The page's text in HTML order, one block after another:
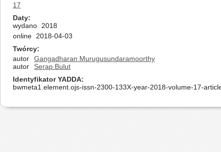
17
Daty
wydano
2018
online
2018-04-03
Twórcy
autor
Gangadharan Murugusundaramoorthy
autor
Serap Bulut
Identyfikator YADDA
bwmeta1.element.ojs-issn-2300-133X-year-2018-volume-17-